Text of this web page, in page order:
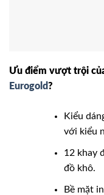
Ưu điểm vượt trội
Eurogold?
Kiểu
với kiểu
12 khay
đồ khô.
Bề mặt